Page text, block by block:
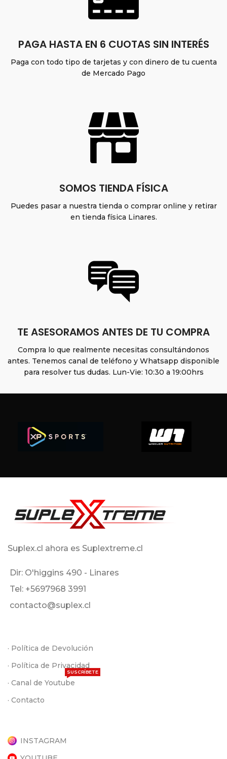
PAGA HASTA EN 6 CUOTAS SIN INTERÉS
Paga con todo tipo de tarjetas y con dinero de tu cuenta
de Mercado Pago
SOMOS TIENDA FÍSICA
Puedes pasar a nuestra tienda o comprar online y retirar
en tienda física Linares.
TE ASESORAMOS ANTES DE TU COMPRA
Compra lo que realmente necesitas consultándonos
antes. Tenemos canal de teléfono y Whatsapp disponible
para resolver tus dudas. Lun-Vie: 10:30 a 19:00hrs
Suplex.cl ahora es Suplextreme.cl
Dir: O'higgins 490 - Linares
Tel: +5697968 3991
contacto@suplex.cl
· Política de Devolución
· Política de Privacidad
· Canal de Youtube
SUSCRÍBETE
· Contacto
INSTAGRAM